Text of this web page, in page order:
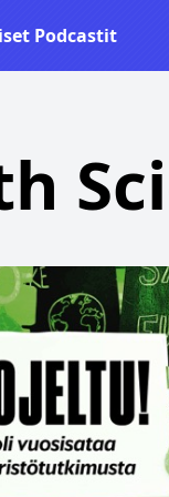
Podcastit